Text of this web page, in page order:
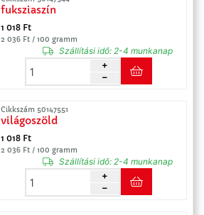
fuksziaszín
1 018 Ft
2 036 Ft / 100 gramm
Szállítási idő:2-4 munkanap
Cikkszám 50147551
világoszöld
1 018 Ft
2 036 Ft / 100 gramm
Szállítási idő:2-4 munkanap